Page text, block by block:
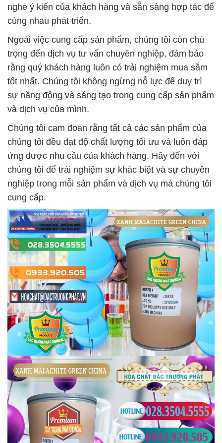
nghe ý kiến của khách hàng và sẵn sàng hợp tác để
cùng nhau phát triển.
Ngoài việc cung cấp sản phẩm, chúng tôi còn chú
trọng đến dịch vụ tư vấn chuyên nghiệp, đảm bảo
rằng quý khách hàng luôn có trải nghiệm mua sắm
tốt nhất. Chúng tôi không ngừng nỗ lực để duy trì
sự năng động và sáng tạo trong cung cấp sản phẩm
và dịch vụ của mình.
Chúng tôi cam đoan rằng tất cả các sản phẩm của
chúng tôi đều đạt độ chất lượng tối ưu và luôn đáp
ứng được nhu cầu của khách hàng. Hãy đến với
chúng tôi để trải nghiệm sự khác biệt và sự chuyên
nghiệp trong mỗi sản phẩm và dịch vụ mà chúng tôi
cung cấp.